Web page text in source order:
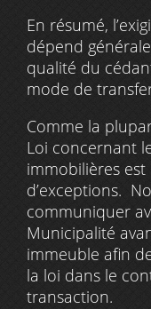
En résumé,
dépend
qualité du
mode de
Comme la
Loi concernant
immobilières
d’exceptions.
communiquer
Municipalité
immeuble afin
la loi dans le
transaction.